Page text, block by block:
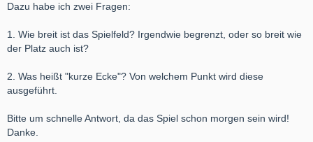
Dazu habe ich zwei Fragen:
1. Wie breit ist das Spielfeld? Irgendwie begrenzt, oder so breit wie
der Platz auch ist?
2. Was heißt "kurze Ecke"? Von welchem Punkt wird diese
ausgeführt.
Bitte um schnelle Antwort, da das Spiel schon morgen sein wird!
Danke.